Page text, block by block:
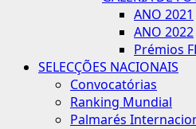
ANO 2021
ANO 2022
Prémios
SELECÇÕES NACIONAIS
Convocatórias
Ranking Mundial
Palmarés